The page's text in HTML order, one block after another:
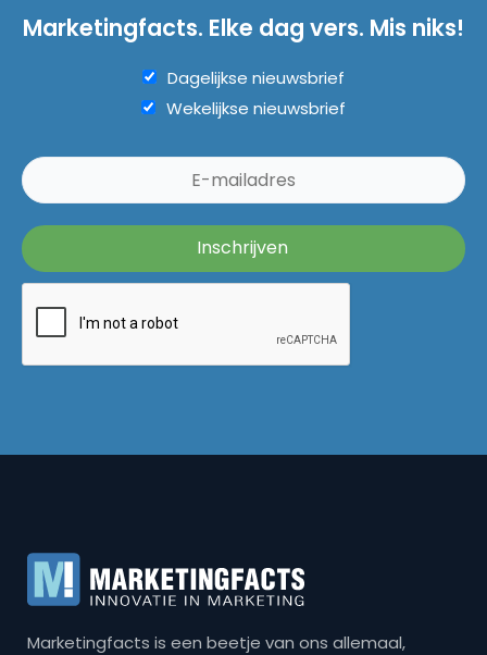
Marketingfacts. Elke dag vers. Mis niks!
Dagelijkse nieuwsbrief
Wekelijkse nieuwsbrief
Marketingfacts is een beetje van ons allemaal,